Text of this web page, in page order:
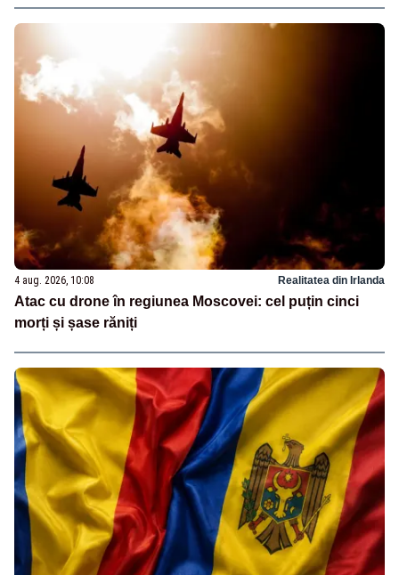
4 aug. 2026, 10:08 Realitatea din Irlanda
Atac cu drone în regiunea Moscovei: cel puțin cinci
morți și șase răniți